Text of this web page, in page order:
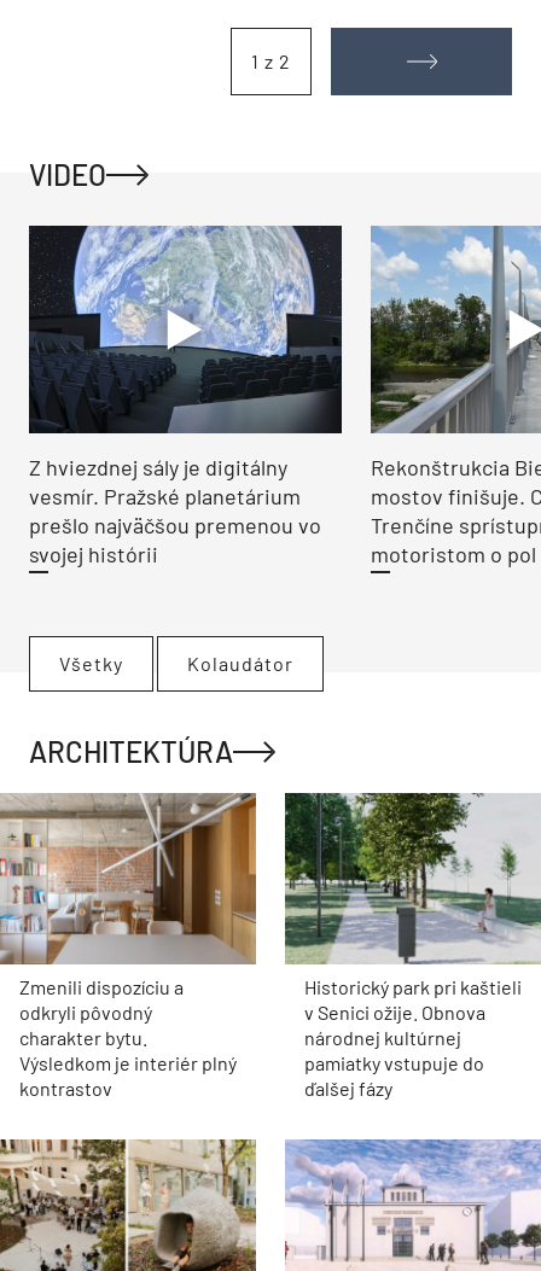
1 z 2
VIDEO
Z hviezdnej sály je digitálny
vesmír. Pražské planetárium
prešlo najväčšou premenou vo
svojej histórii
Rekonštrukcia
mostov finišuje.
Trenčíne
motoristom o pol
Všetky Kolaudátor
ARCHITEKTÚRA
Zmenili dispozíciu a
odkryli pôvodný
charakter bytu.
Výsledkom je interiér plný
kontrastov
Historický park pri kaštieli
v Senici ožije. Obnova
národnej kultúrnej
pamiatky vstupuje do
ďalšej fázy